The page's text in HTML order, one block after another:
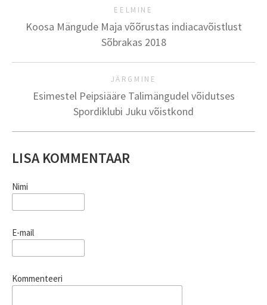
EELMINE
Koosa Mängude Maja võõrustas indiacavõistlust
Sõbrakas 2018
JÄRGMINE
Esimestel Peipsiääre Talimängudel võidutses
Spordiklubi Juku võistkond
LISA KOMMENTAAR
Nimi
E-mail
Kommenteeri